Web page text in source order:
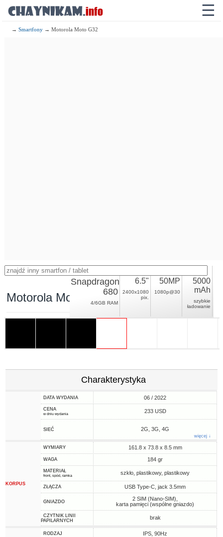
☰
→Smartfony → Motorola Moto G32
Motorola Moto G32
Snapdragon
680
4/6GB RAM
6.5"
2400x1080
pix.
50MP
1080p@30
5000
mAh
szybkie
ładowanie
Charakterystyka
DATA WYDANIA 06 / 2022
CENA
w dniu wydania 233 USD
SIEĆ 2G, 3G, 4G
więcej ↓
KORPUS
WYMIARY 161.8 x 73.8 x 8.5 mm
WAGA 184 gr
MATERIAŁ
front, spód, ramka szkło, plastikowy, plastikowy
ZŁĄCZA USB Type-C, jack 3.5mm
GNIAZDO
2 SIM (Nano-SIM),
karta pamięci (wspólne gniazdo)
CZYTNIK LINII
PAPILARNYCH
brak
RODZAJ IPS, 90Hz